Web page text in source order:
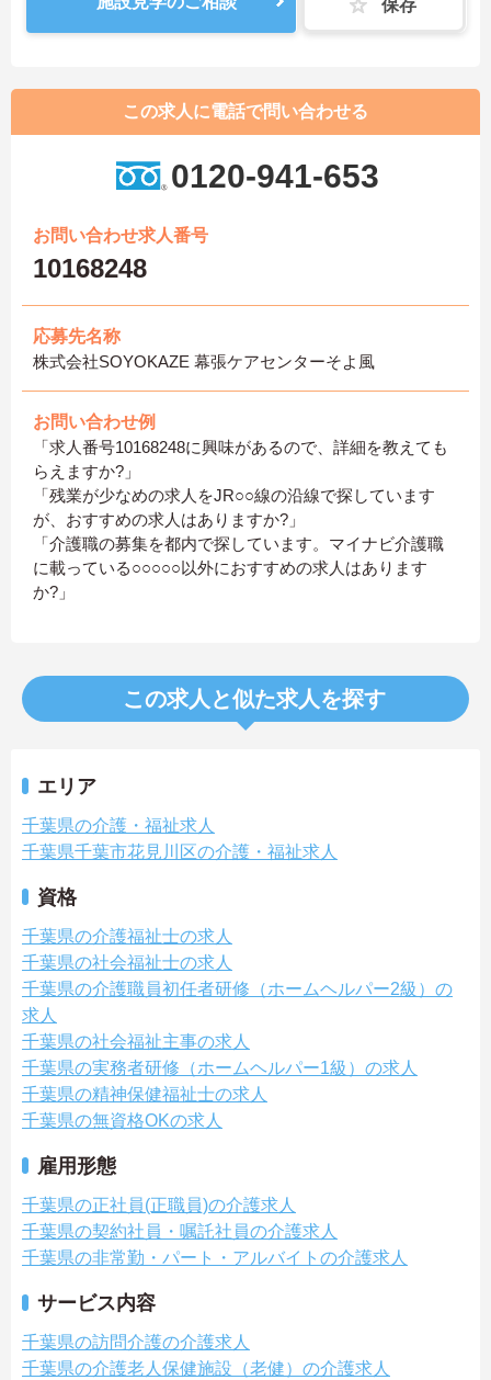
保存
この求人に電話で問い合わせる
0120-941-653
お問い合わせ求人番号
10168248
応募先名称
株式会社SOYOKAZE 幕張ケアセンターそよ風
お問い合わせ例
「求人番号10168248に興味があるので、詳細を教えても
らえますか?」
「残業が少なめの求人をJR○○線の沿線で探しています
が、おすすめの求人はありますか?」
「介護職の募集を都内で探しています。マイナビ介護職
に載っている○○○○○以外におすすめの求人はあります
か?」
この求人と似た求人を探す
エリア
千葉県の介護・福祉求人
千葉県千葉市花見川区の介護・福祉求人
資格
千葉県の介護福祉士の求人
千葉県の社会福祉士の求人
千葉県の介護職員初任者研修（ホームヘルパー2級）の
求人
千葉県の社会福祉主事の求人
千葉県の実務者研修（ホームヘルパー1級）の求人
千葉県の精神保健福祉士の求人
千葉県の無資格OKの求人
雇用形態
千葉県の正社員(正職員)の介護求人
千葉県の契約社員・嘱託社員の介護求人
千葉県の非常勤・パート・アルバイトの介護求人
サービス内容
千葉県の訪問介護の介護求人
千葉県の介護老人保健施設（老健）の介護求人